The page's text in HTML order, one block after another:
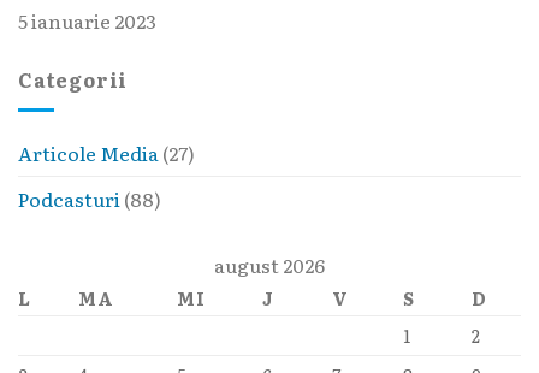
5 ianuarie 2023
Categorii
Articole Media (27)
Podcasturi (88)
august 2026
L MA MI J V S
D
1
2